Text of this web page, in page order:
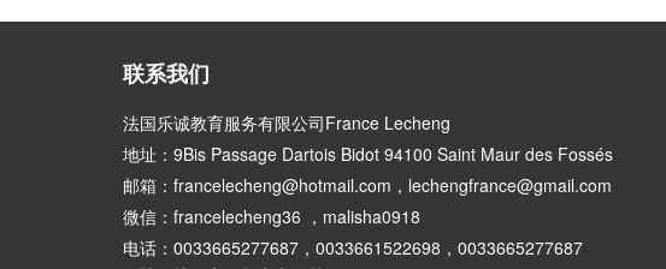
联系我们
法国乐诚教育服务有限公司France Lecheng
地址：9Bis Passage Dartois Bidot 94100 Saint Maur des Fossés
邮箱：francelecheng@hotmail.com，lechengfrance@gmail.com
微信：francelecheng36 ，malisha0918
电话：0033665277687，0033661522698，0033665277687